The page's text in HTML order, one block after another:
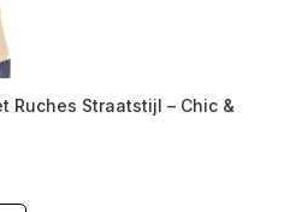
Ruches Straatstijl – Chic &